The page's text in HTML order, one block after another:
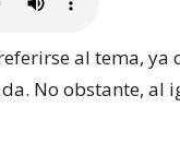
al tema, ya
No obstante, al